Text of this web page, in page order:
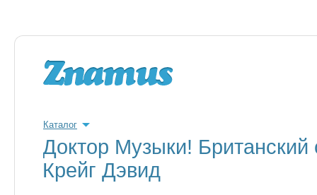
Каталог
Доктор Музыки! Британский
Крейг Дэвид